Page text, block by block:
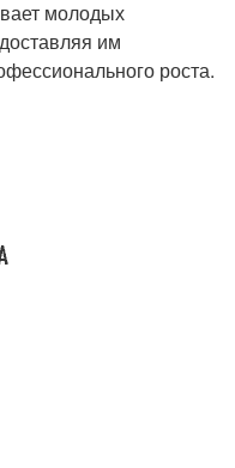
молодых
им
роста.